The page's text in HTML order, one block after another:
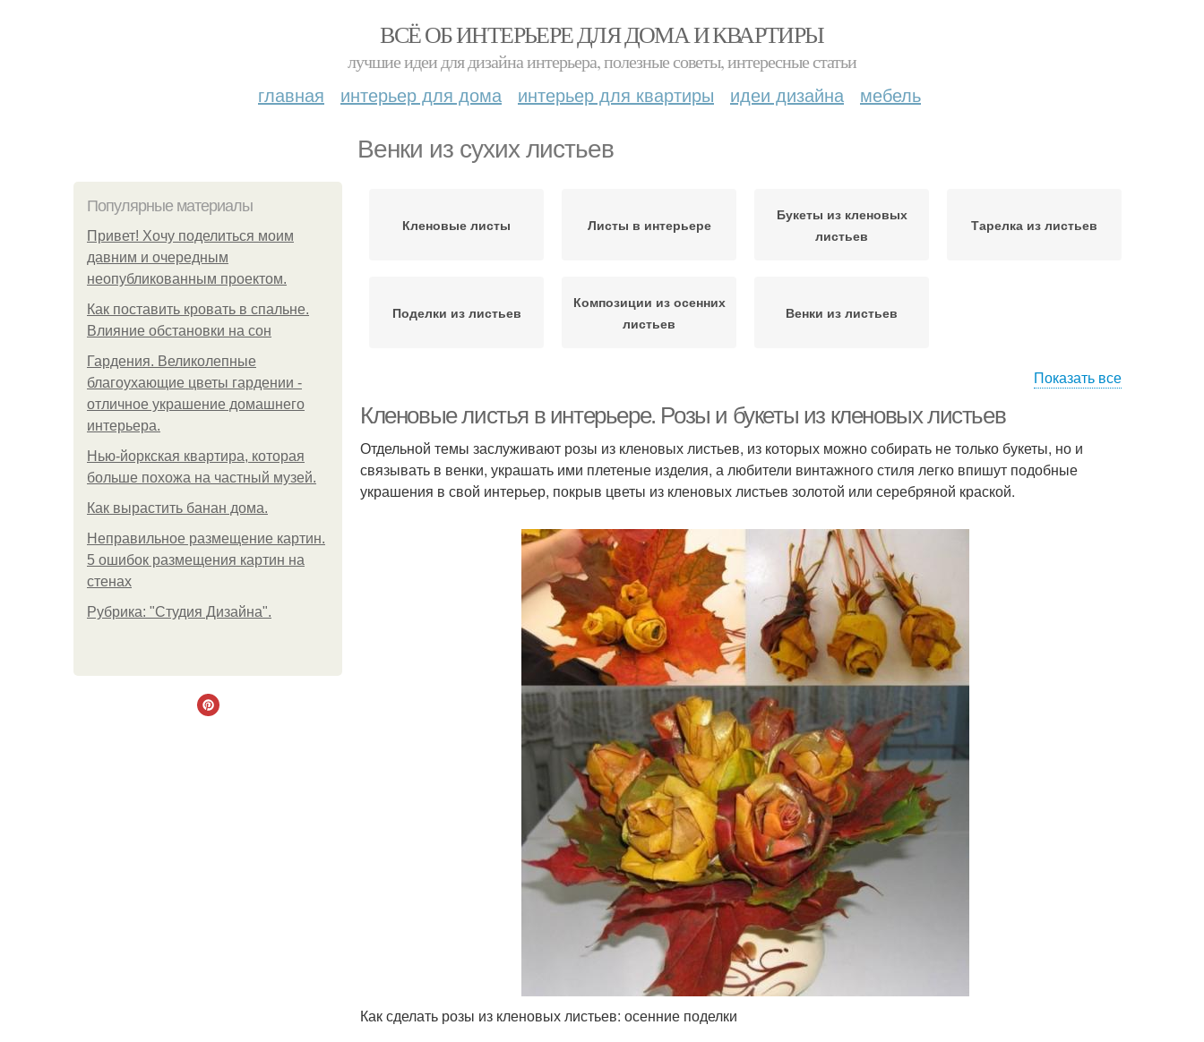
ВСЁ ОБ ИНТЕРЬЕРЕ ДЛЯ ДОМА И КВАРТИРЫ
лучшие идеи для дизайна интерьера, полезные советы, интересные статьи
главная интерьер для дома интерьер для квартиры идеи дизайна мебель
Венки из сухих листьев
Популярные материалы
Привет! Хочу поделиться моим
давним и очередным
неопубликованным проектом.
Как поставить кровать в спальне.
Влияние обстановки на сон
Гардения. Великолепные
благоухающие цветы гардении -
отличное украшение домашнего
интерьера.
Нью-йоркская квартира, которая
больше похожа на частный музей.
Как вырастить банан дома.
Неправильное размещение картин.
5 ошибок размещения картин на
стенах
Рубрика: "Студия Дизайна".
Кленовые листы Листы в интерьере
Букеты из кленовых
листьев
Тарелка из листьев
Поделки из листьев
Композиции из осенних
листьев
Венки из листьев
Показать все
Кленовые листья в интерьере. Розы и букеты из кленовых листьев
Отдельной темы заслуживают розы из кленовых листьев, из которых можно собирать не только букеты, но и
связывать в венки, украшать ими плетеные изделия, а любители винтажного стиля легко впишут подобные
украшения в свой интерьер, покрыв цветы из кленовых листьев золотой или серебряной краской.
Как сделать розы из кленовых листьев: осенние поделки